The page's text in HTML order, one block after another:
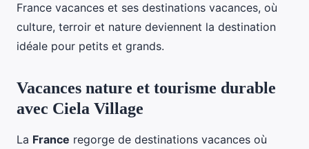
France vacances et ses destinations vacances, où
culture, terroir et nature deviennent la destination
idéale pour petits et grands.
Vacances nature et tourisme durable
avec Ciela Village
La France regorge de destinations vacances où